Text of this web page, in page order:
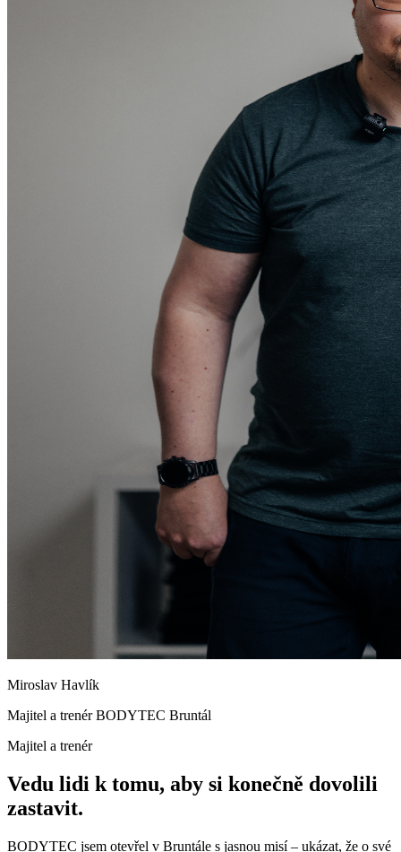
Miroslav Havlík
Majitel a trenér BODYTEC Bruntál
Majitel a trenér
Vedu lidi k tomu, aby si konečně dovolili
zastavit.
BODYTEC jsem otevřel v Bruntále s jasnou misí – ukázat, že o své